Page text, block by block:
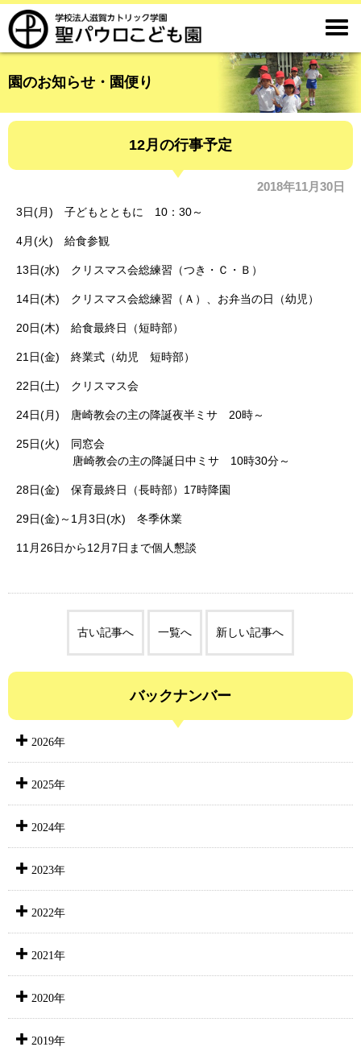

園のお知らせ・園便り
12月の行事予定
2018年11月30日
3日(月) 子どもとともに 10：30～
4月(火) 給食参観
13日(水) クリスマス会総練習（つき・Ｃ・Ｂ）
14日(木) クリスマス会総練習（Ａ）、お弁当の日（幼児）
20日(木) 給食最終日（短時部）
21日(金) 終業式（幼児 短時部）
22日(土) クリスマス会
24日(月) 唐崎教会の主の降誕夜半ミサ 20時～
25日(火) 同窓会
唐崎教会の主の降誕日中ミサ 10時30分～
28日(金) 保育最終日（長時部）17時降園
29日(金)～1月3日(水) 冬季休業
11月26日から12月7日まで個人懇談
古い記事へ 一覧へ 新しい記事へ
バックナンバー
2026年
2025年
2024年
2023年
2022年
2021年
2020年
2019年